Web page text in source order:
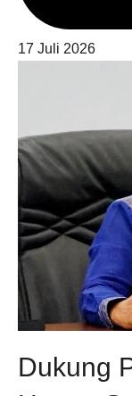
17 Juli 2026
Dukung